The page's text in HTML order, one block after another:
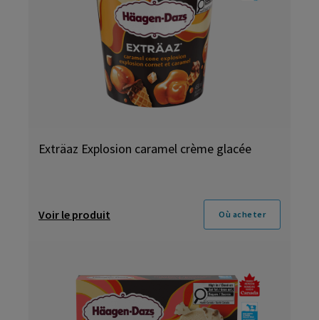
Exträaz Explosion caramel crème glacée
Voir le produit Où acheter